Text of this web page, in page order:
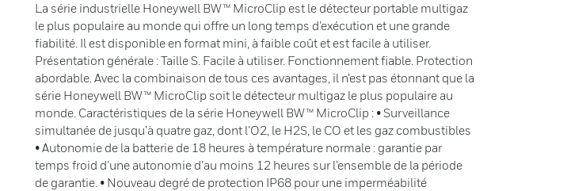
La série industrielle Honeywell BW™ MicroClip est le détecteur portable multigaz
le plus populaire au monde qui offre un long temps d’exécution et une grande
fiabilité. Il est disponible en format mini, à faible coût et est facile à utiliser.
Présentation générale : Taille S. Facile à utiliser. Fonctionnement fiable. Protection
abordable. Avec la combinaison de tous ces avantages, il n’est pas étonnant que la
série Honeywell BW™ MicroClip soit le détecteur multigaz le plus populaire au
monde. Caractéristiques de la série Honeywell BW™ MicroClip : • Surveillance
simultanée de jusqu’à quatre gaz, dont l’O2, le H2S, le CO et les gaz combustibles
• Autonomie de la batterie de 18 heures à température normale : garantie par
temps froid d’une autonomie d’au moins 12 heures sur l’ensemble de la période
de garantie. • Nouveau degré de protection IP68 pour une imperméabilité